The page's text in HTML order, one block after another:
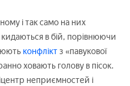
і так само на них
в бій, порівнюючи
конфліктз «павукової
ховають голову в пісок.
неприємностей і